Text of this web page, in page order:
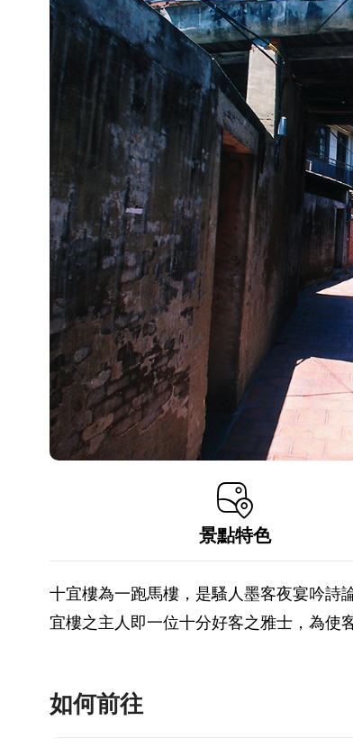
景點特色
十宜樓為一跑馬樓，是騷人墨客夜宴吟詩
宜樓之主人即一位十分好客之雅士，為使
如何前往